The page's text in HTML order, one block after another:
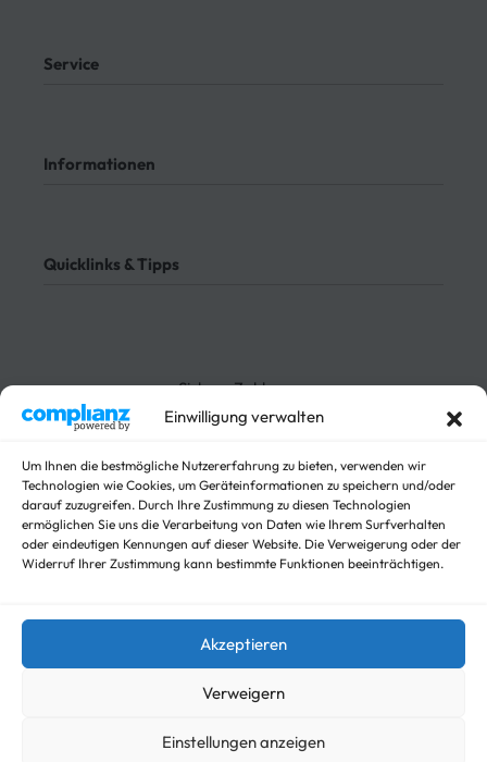
Einwilligung verwalten
Um Ihnen die bestmögliche Nutzererfahrung zu bieten, verwenden wir
Technologien wie Cookies, um Geräteinformationen zu speichern und/oder
darauf zuzugreifen. Durch Ihre Zustimmung zu diesen Technologien
ermöglichen Sie uns die Verarbeitung von Daten wie Ihrem Surfverhalten
oder eindeutigen Kennungen auf dieser Website. Die Verweigerung oder der
Widerruf Ihrer Zustimmung kann bestimmte Funktionen beeinträchtigen.
Akzeptieren
Verweigern
Einstellungen anzeigen
Service
Meine Bestellungen
Informationen
Impressum
Quicklinks & Tipps
Anhänger
Arbeitsbühnen Anhänger
Autotrailer
Autotrailer geschlossen
Baumaschinen
Für Fahrzeuge
Kipper
Sichere Zahlungen